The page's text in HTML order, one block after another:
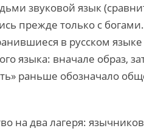
звуковой язык
прежде только с
в русском языке
языка: вначале образ,
раньше обозначало
на два лагеря: